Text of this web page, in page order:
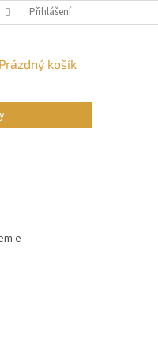
REGISTRACE ÚTULKŮ
Přihlášení
NÁKUPNÍ
Prázdný košík
e-